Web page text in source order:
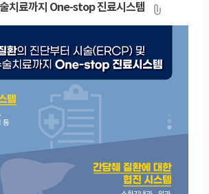
치료까지 One-stop 진료시스템